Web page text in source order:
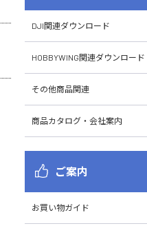
DJI関連ダウンロード
HOBBYWING関連ダウンロード
その他商品関連
商品カタログ・会社案内
ご案内
お買い物ガイド